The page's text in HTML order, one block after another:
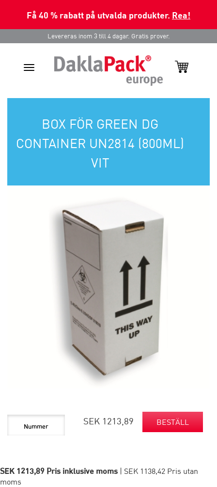
Få 40 % rabatt på utvalda produkter. Rea!
Levereras inom 3 till 4 dagar. Gratis prover.
Toggle
BOX FÖR GREEN DG
CONTAINER UN2814 (800ML)
VIT
SEK 1213,89 BESTÄLL
SEK 1213,89 Pris inklusive moms | SEK 1138,42 Pris utan
moms